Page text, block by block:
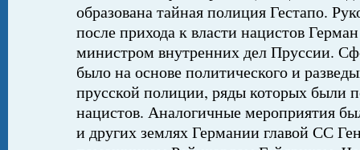
образована тайная полиция Гестапо.
после прихода к власти нацистов
министром внутренних дел Пруссии.
было на основе политического и
прусской полиции, ряды которых были
нацистов. Аналогичные мероприятия
и других землях Германии главой СС